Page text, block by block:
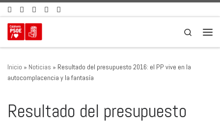
Saltar al contenido
Search
Inicio » Noticias » Resultado del presupuesto 2016: el PP vive en la
autocomplacencia y la fantasía
Resultado del presupuesto